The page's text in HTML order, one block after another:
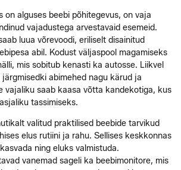
on alguses beebi põhitegevus, on vaja
vajadustega arvestavaid esemeid.
luua võrevoodi, eriliselt disainitud
abil. Kodust väljaspool magamiseks
mis sobitub kenasti ka autosse. Liikvel
abimehed nagu kärud ja
vajaliku saab kaasa võtta kandekotiga, kus
tassimiseks.
valitud praktilised beebide tarvikud
elus rutiini ja rahu. Sellises keskkonnas
ning eluks valmistuda.
vanemad sageli ka beebimonitore, mis